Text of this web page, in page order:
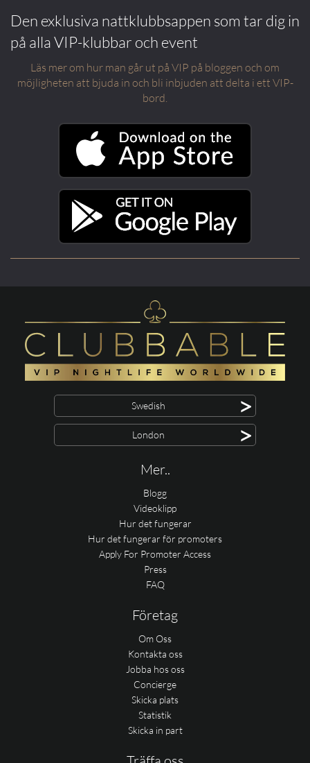
Den exklusiva nattklubbsappen som tar dig in
på alla VIP-klubbar och event
Läs mer om hur man går ut på VIP på bloggen och om
möjligheten att bjuda in och bli inbjuden att delta i ett VIP-
bord.
Swedish >
London >
Mer..
Blogg
Videoklipp
Hur det fungerar
Hur det fungerar för promoters
Apply For Promoter Access
Press
FAQ
Företag
Om Oss
Kontakta oss
Jobba hos oss
Concierge
Skicka plats
Statistik
Skicka in part